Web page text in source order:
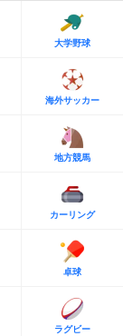
大学野球
海外サッカー
地方競馬
カーリング
卓球
ラグビー